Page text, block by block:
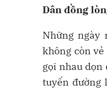
Dân đồng
Những ngày
không còn
gọi nhau dọn
tuyến đường